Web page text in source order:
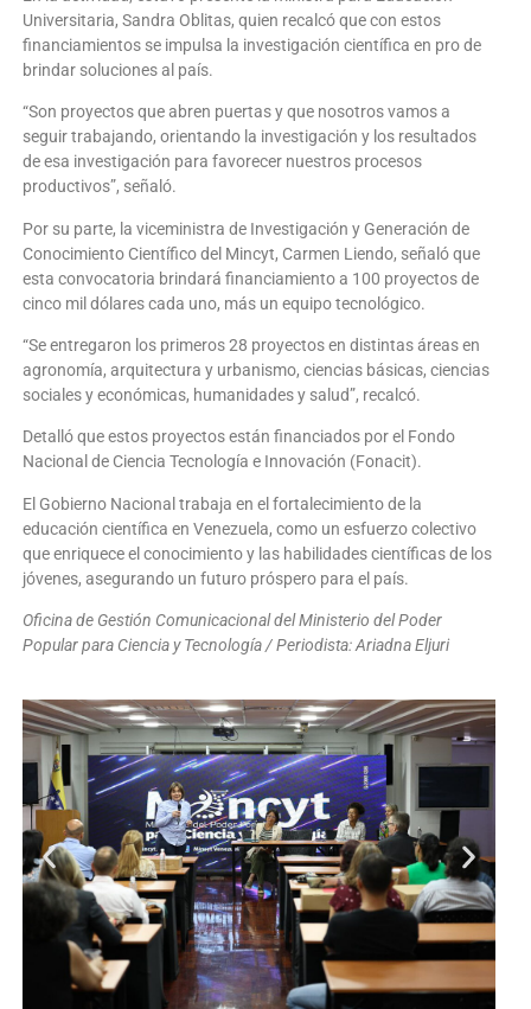
Universitaria, Sandra Oblitas, quien recalcó que con estos
financiamientos se impulsa la investigación científica en pro de
brindar soluciones al país.
“Son proyectos que abren puertas y que nosotros vamos a
seguir trabajando, orientando la investigación y los resultados
de esa investigación para favorecer nuestros procesos
productivos”, señaló.
Por su parte, la viceministra de Investigación y Generación de
Conocimiento Científico del Mincyt, Carmen Liendo, señaló que
esta convocatoria brindará financiamiento a 100 proyectos de
cinco mil dólares cada uno, más un equipo tecnológico.
“Se entregaron los primeros 28 proyectos en distintas áreas en
agronomía, arquitectura y urbanismo, ciencias básicas, ciencias
sociales y económicas, humanidades y salud”, recalcó.
Detalló que estos proyectos están financiados por el Fondo
Nacional de Ciencia Tecnología e Innovación (Fonacit).
El Gobierno Nacional trabaja en el fortalecimiento de la
educación científica en Venezuela, como un esfuerzo colectivo
que enriquece el conocimiento y las habilidades científicas de los
jóvenes, asegurando un futuro próspero para el país.
Oficina de Gestión Comunicacional del Ministerio del Poder
Popular para Ciencia y Tecnología / Periodista: Ariadna Eljuri